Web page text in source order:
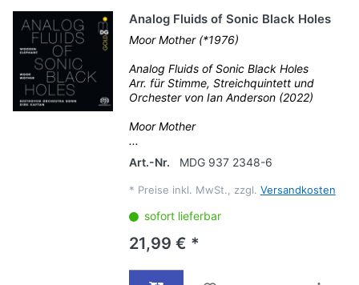
Analog Fluids of Sonic Black Holes
Moor Mother (*1976)
Analog Fluids of Sonic Black Holes
Arr. für Stimme, Streichquintett und
Orchester von Ian Anderson (2022)
Moor Mother
...
Art.-Nr.
MDG 937 2348-6
* Preise inkl. MwSt., zzgl. Versandkosten
sofort lieferbar
21,99 € *